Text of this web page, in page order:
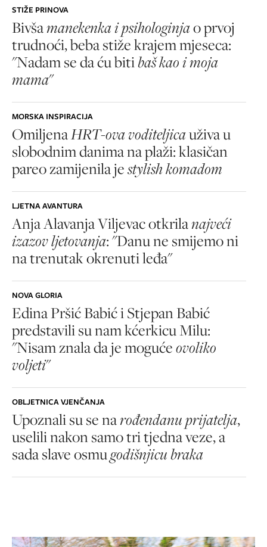
STIŽE PRINOVA
Bivšamanekenka i psihologinjao prvoj
trudnoći, beba stiže krajem mjeseca:
"Nadam se da ću bitibaš kao i moja
mama"
MORSKA INSPIRACIJA
OmiljenaHRT-ova voditeljicauživa u
slobodnim danima na plaži: klasičan
pareo zamijenila jestylish komadom
LJETNA AVANTURA
Anja Alavanja Viljevac otkrilanajveći
izazov ljetovanja: "Danu ne smijemo ni
na trenutak okrenuti leđa"
NOVA GLORIA
Edina Pršić Babić i Stjepan Babić
predstavili su nam kćerkicu Milu:
"Nisam znala da je mogućeovoliko
voljeti"
OBLJETNICA VJENČANJA
Upoznali su se narođendanu prijatelja,
uselili nakon samo tri tjedna veze, a
sada slave osmugodišnjicu braka